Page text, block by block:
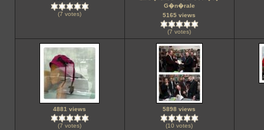
(7 votes)
G�n�rale
5165 views
(7 votes)
4881 views
(7 votes)
5898 views
(10 votes)